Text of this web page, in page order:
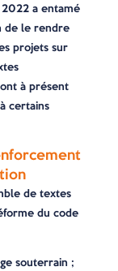
a entamé
de le rendre
projets sur
à présent
certains
de textes
du code
souterrain ;